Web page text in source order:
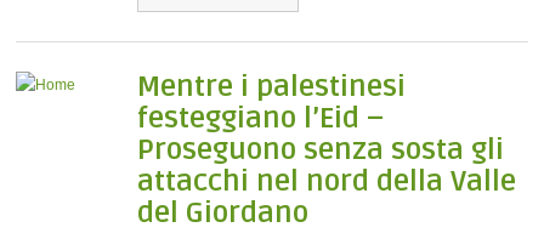
Mentre i palestinesi
festeggiano l’Eid –
Proseguono senza sosta gli
attacchi nel nord della Valle
del Giordano